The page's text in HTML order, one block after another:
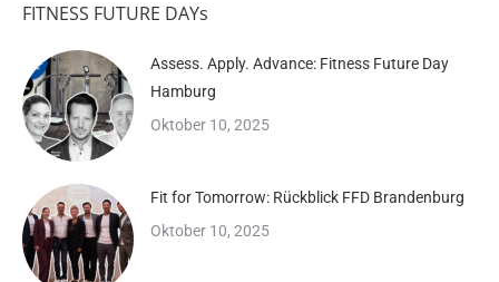
FITNESS FUTURE DAYs
Assess. Apply. Advance: Fitness Future Day
Hamburg
Oktober 10, 2025
Fit for Tomorrow: Rückblick FFD Brandenburg
Oktober 10, 2025